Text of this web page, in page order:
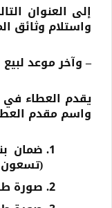
إلى العنوان
واستلام وثائق
– وآخر موعد لبيع
يقدم العطاء
واسم مقدم
ضمان بنكي
(تسعون
صورة